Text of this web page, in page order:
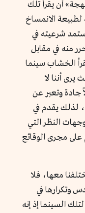
أن يقرأ تلك
لطبيعة الانمساخ
شرعيته في
منه في مقابل
الخشاب سينما
يرى أننا لا
جادة وتعبر عن
لذلك يقدم في
النظر التي
مجرى الوقائع
معها، فلا
وتكرارها في
السينما إذ إنه